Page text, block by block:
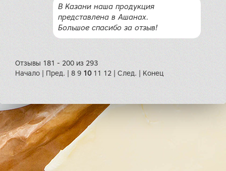
В Казани наша продукция
представлена в Ашанах.
Большое спасибо за отзыв!
Отзывы 181 - 200 из 293
Начало
Пред. 8 9 10 11 12 След. Конец